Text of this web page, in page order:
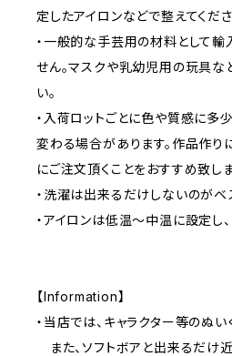
定したアイロンなどで整えてくださ
・一般的な手芸用の材料として輸
せん。マスクや乳幼児用の玩具
い。
・入荷ロットごとに色や質感に多
変わる場合があります。作品作り
にご注文頂くことをおすすめ致しま
・洗濯は出来るだけしないのがベ
・アイロンは低温〜中温に設定し、
【Information】
・当店では、キャラクター等のぬ
また、ソフトボアと出来るだけ